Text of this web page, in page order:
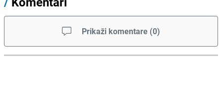
Prikaži komentare (0)